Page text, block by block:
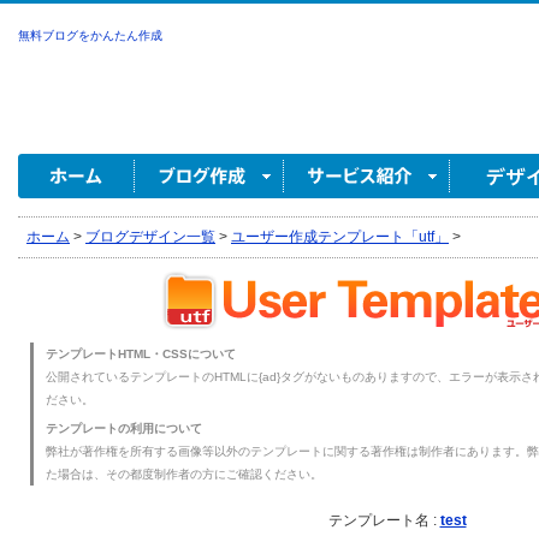
無料ブログをかんたん作成
ホーム > ブログデザイン一覧 > ユーザー作成テンプレート「utf」 >
テンプレートHTML・CSSについて
公開されているテンプレートのHTMLに{ad}タグがないものありますので、エラーが表示
ださい。
テンプレートの利用について
弊社が著作権を所有する画像等以外のテンプレートに関する著作権は制作者にあります。
た場合は、その都度制作者の方にご確認ください。
テンプレート名 : test